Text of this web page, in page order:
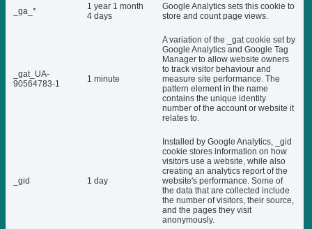
_ga_*
1 year 1 month
4 days
Google Analytics sets this cookie to
store and count page views.
_gat_UA-
90564783-1
1 minute
A variation of the _gat cookie set by
Google Analytics and Google Tag
Manager to allow website owners
to track visitor behaviour and
measure site performance. The
pattern element in the name
contains the unique identity
number of the account or website it
relates to.
_gid 1 day
Installed by Google Analytics, _gid
cookie stores information on how
visitors use a website, while also
creating an analytics report of the
website's performance. Some of
the data that are collected include
the number of visitors, their source,
and the pages they visit
anonymously.